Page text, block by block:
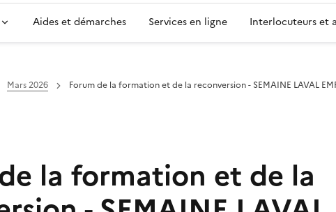
Aides et démarches Services en ligne Interlocuteurs et
Mars 2026 Forum de la formation et de la reconversion - SEMAINE LAVAL
la formation et de la